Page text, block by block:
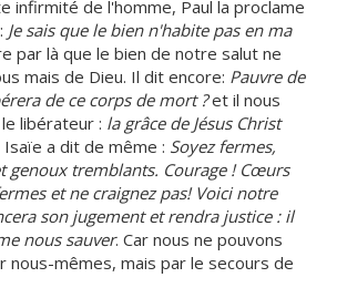
infirmité de l'homme, Paul la proclame
Je sais que le bien n'habite pas en ma
par là que le bien de notre salut ne
mais de Dieu. Il dit encore: Pauvre de
de ce corps de mort ?et il nous
libérateur : la grâce de Jésus Christ
Isaïe a dit de même : Soyez fermes,
genoux tremblants. Courage ! Cœurs
et ne craignez pas! Voici notre
son jugement et rendra justice : il
nous sauver. Car nous ne pouvons
nous-mêmes, mais par le secours de